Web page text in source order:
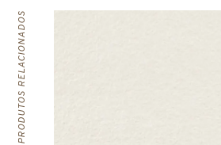
PRODUTOS RELACIONADOS